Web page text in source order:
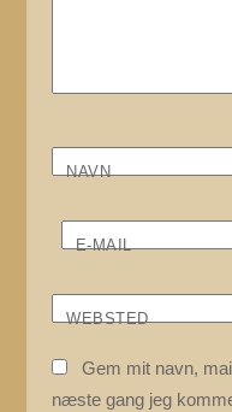
NAVN
E-MAIL
WEBSTED
Gem mit navn,
næste gang jeg